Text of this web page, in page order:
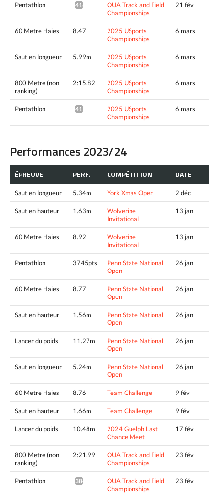
Pentathlon 4163pts^
OUA Track and Field
Championships
21 fév
60 Metre Haies 8.47
2025 USports
Championships
6 mars
Saut en longueur 5.99m
2025 USports
Championships
6 mars
800 Metre (non
ranking)
2:15.82
2025 USports
Championships
6 mars
Pentathlon 4125pts^
2025 USports
Championships
6 mars
Performances 2023/24
ÉPREUVE PERF. COMPÉTITION DATE
Saut en longueur 5.34m York Xmas Open 2 déc
Saut en hauteur 1.63m
Wolverine
Invitational
13 jan
60 Metre Haies 8.92
Wolverine
Invitational
13 jan
Pentathlon 3745pts
Penn State National
Open
26 jan
60 Metre Haies 8.77
Penn State National
Open
26 jan
Saut en hauteur 1.56m
Penn State National
Open
26 jan
Lancer du poids 11.27m
Penn State National
Open
26 jan
Saut en longueur 5.24m
Penn State National
Open
26 jan
60 Metre Haies 8.76 Team Challenge 9 fév
Saut en hauteur 1.66m Team Challenge 9 fév
Lancer du poids 10.48m
2024 Guelph Last
Chance Meet
17 fév
800 Metre (non
ranking)
2:21.99
OUA Track and Field
Championships
23 fév
Pentathlon 3847pts^
OUA Track and Field
Championships
23 fév